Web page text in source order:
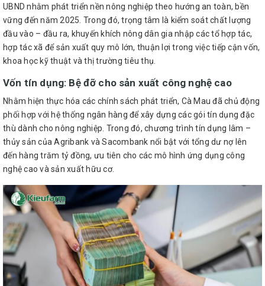
UBND nhằm phát triển nền nông nghiệp theo hướng an toàn, bền
vững đến năm 2025. Trong đó, trọng tâm là kiểm soát chất lượng
đầu vào – đầu ra, khuyến khích nông dân gia nhập các tổ hợp tác,
hợp tác xã để sản xuất quy mô lớn, thuận lợi trong việc tiếp cận vốn,
khoa học kỹ thuật và thị trường tiêu thụ.
Vốn tín dụng: Bệ đỡ cho sản xuất công nghệ cao
Nhằm hiện thực hóa các chính sách phát triển, Cà Mau đã chủ động
phối hợp với hệ thống ngân hàng để xây dựng các gói tín dụng đặc
thù dành cho nông nghiệp. Trong đó, chương trình tín dụng lâm –
thủy sản của Agribank và Sacombank nổi bật với tổng dư nợ lên
đến hàng trăm tỷ đồng, ưu tiên cho các mô hình ứng dụng công
nghệ cao và sản xuất hữu cơ.